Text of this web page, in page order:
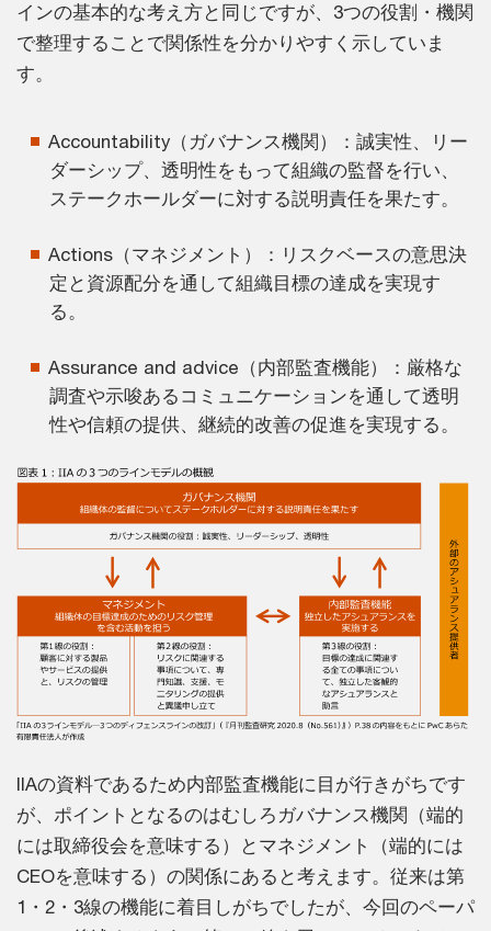
インの基本的な考え方と同じですが、3つの役割・機関
で整理することで関係性を分かりやすく示していま
す。
Accountability（ガバナンス機関）：誠実性、リー
ダーシップ、透明性をもって組織の監督を行い、
ステークホールダーに対する説明責任を果たす。
Actions（マネジメント）：リスクベースの意思決
定と資源配分を通して組織目標の達成を実現す
る。
Assurance and advice（内部監査機能）：厳格な
調査や示唆あるコミュニケーションを通して透明
性や信頼の提供、継続的改善の促進を実現する。
IIAの資料であるため内部監査機能に目が行きがちです
が、ポイントとなるのはむしろガバナンス機関（端的
には取締役会を意味する）とマネジメント（端的には
CEOを意味する）の関係にあると考えます。従来は第
1・2・3線の機能に着目しがちでしたが、今回のペーパ